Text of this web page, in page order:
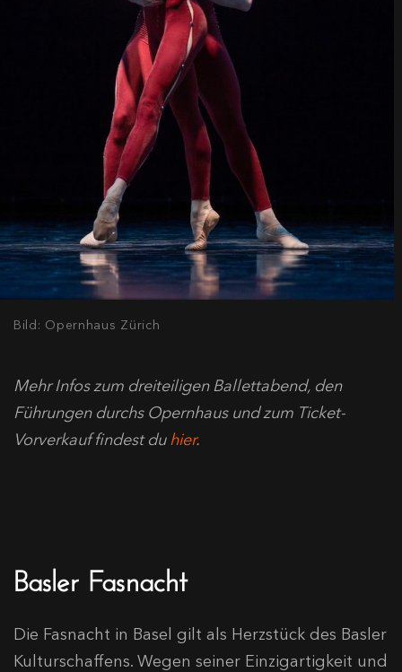
Bild: Opernhaus Zürich
Mehr Infos zum dreiteiligen Ballettabend, den
Führungen durchs Opernhaus und zum Ticket-
Vorverkauf findest duhier.
Basler Fasnacht
Die Fasnacht in Basel gilt als Herzstück des Basler
Kulturschaffens. Wegen seiner Einzigartigkeit und